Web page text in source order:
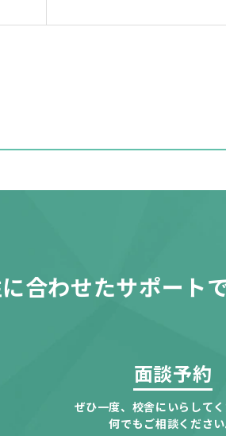
合わせたサポート
面談予約
ぜひ一度、校舎にいらしてく
何でもご相談ください